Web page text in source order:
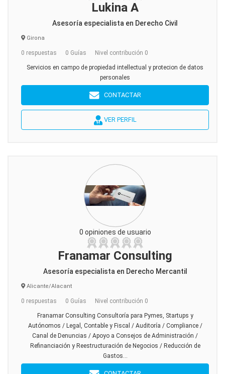
Lukina A
Asesoría especialista en Derecho Civil
Girona
0 respuestas 0 Guías Nivel contribución 0
Servicios en campo de propiedad intellectual y protecion de datos
personales
CONTACTAR
VER PERFIL
0 opiniones de usuario
Franamar Consulting
Asesoría especialista en Derecho Mercantil
Alicante/Alacant
0 respuestas 0 Guías Nivel contribución 0
Franamar Consulting Consultoría para Pymes, Startups y
Autónomos / Legal, Contable y Fiscal / Auditoría / Compliance /
Canal de Denuncias / Apoyo a Consejos de Administración /
Refinanciación y Reestructuración de Negocios / Reducción de
Gastos...